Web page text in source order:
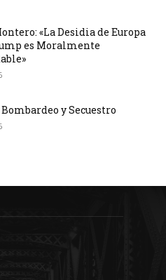
«La Desidia de Europa
es Moralmente
y Secuestro